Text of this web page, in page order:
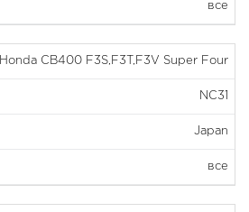
все
Honda CB400 F3S,F3T,F3V Super Four
NC31
Japan
все